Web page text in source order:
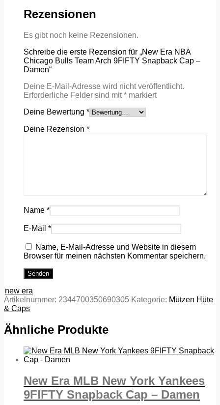
Rezensionen
Es gibt noch keine Rezensionen.
Schreibe die erste Rezension für „New Era NBA
Chicago Bulls Team Arch 9FIFTY Snapback Cap –
Damen“
Deine E-Mail-Adresse wird nicht veröffentlicht.
Erforderliche Felder sind mit* markiert
Deine Bewertung *
Deine Rezension *
Name *
E-Mail *
Name, E-Mail-Adresse und Website in diesem
Browser für meinen nächsten Kommentar speichern.
new era
Artikelnummer: 2344700350690305 Kategorie: Mützen Hüte
& Caps
Ähnliche Produkte
New Era MLB New York Yankees
9FIFTY Snapback Cap – Damen